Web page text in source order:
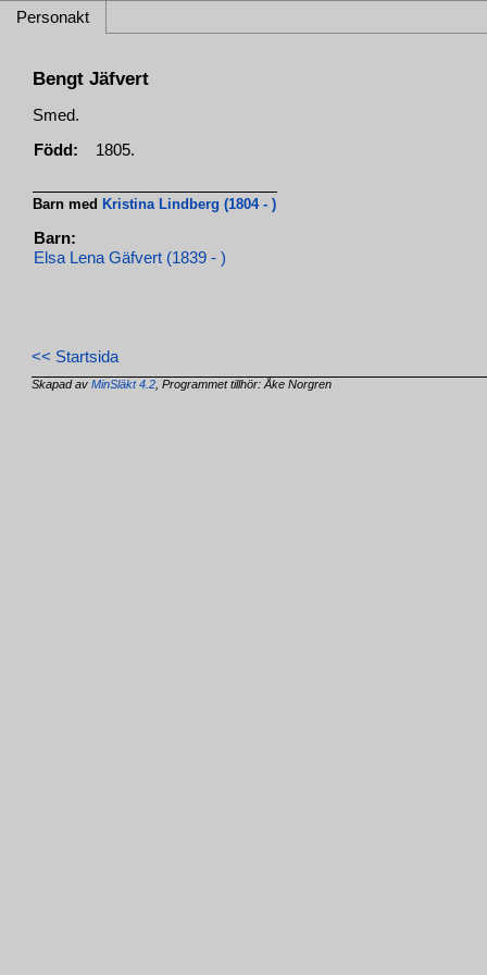
Personakt
Bengt Jäfvert
Smed.
Född:
1805.
Barn med Kristina Lindberg (1804 - )
Barn:
Elsa Lena Gäfvert (1839 - )
<< Startsida
Skapad avMinSläkt 4.2 , Programmet tillhör: Åke Norgren